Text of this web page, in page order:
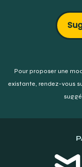
Pour proposer une
existante, rendez-vous